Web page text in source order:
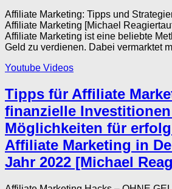
Affiliate Marketing: Tipps und
Affiliate Marketing [Michael
Affiliate Marketing ist eine beliebte
Geld zu verdienen. Dabei vermarktet
Youtube Videos
Tipps für Affiliate
finanzielle
Möglichkeiten für
Affiliate Marketing in
Jahr 2022 [Michael